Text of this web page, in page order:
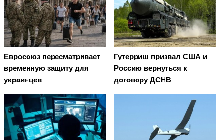
Евросоюз пересматривает
временную защиту для
украинцев
Гутерриш призвал США и
Россию вернуться к
договору ДСНВ